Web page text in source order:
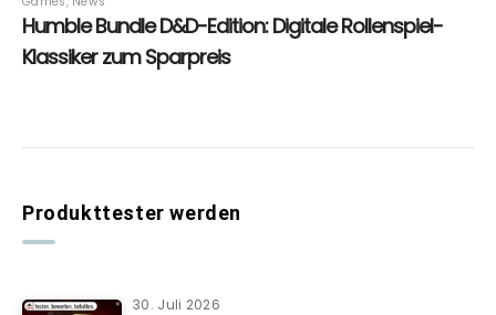
Produkttester werden
30. Juli 2026